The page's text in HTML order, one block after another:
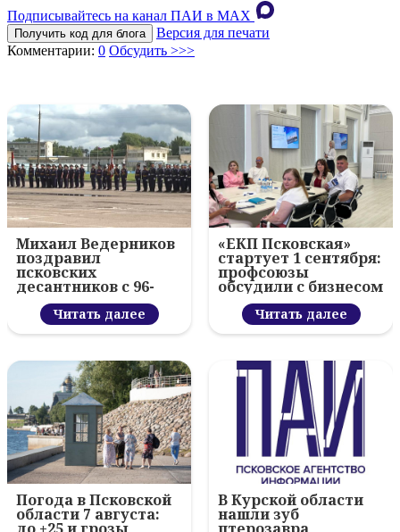
Подписывайтесь на канал ПАИ в MAХ
Получить код для блога
Версия для печати
Комментарии: 0 Обсудить >>>
Михаил Ведерников
поздравил
псковских
десантников с 96-
летием ВДВ и
вручил награды
Читать далее
«ЕКП Псковская»
стартует 1 сентября:
профсоюзы
обсудили с бизнесом
новый цифровой
проектЧитать далее
Погода в Псковской
области 7 августа:
В Курской области
нашли зуб